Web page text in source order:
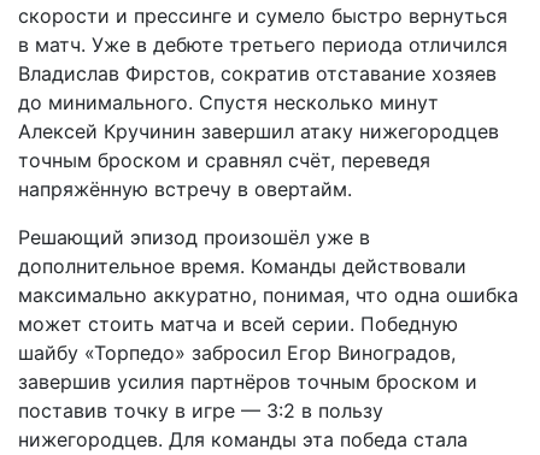
скорости и прессинге и сумело быстро вернуться
в матч. Уже в дебюте третьего периода отличился
Владислав Фирстов, сократив отставание хозяев
до минимального. Спустя несколько минут
Алексей Кручинин завершил атаку нижегородцев
точным броском и сравнял счёт, переведя
напряжённую встречу в овертайм.
Решающий эпизод произошёл уже в
дополнительное время. Команды действовали
максимально аккуратно, понимая, что одна ошибка
может стоить матча и всей серии. Победную
шайбу «Торпедо» забросил Егор Виноградов,
завершив усилия партнёров точным броском и
поставив точку в игре — 3:2 в пользу
нижегородцев. Для команды эта победа стала